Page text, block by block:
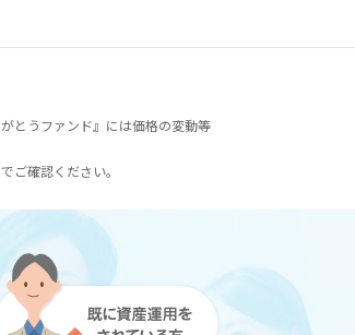
とうファンド』には価格の変動等
ご確認ください。